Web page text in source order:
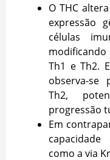
O THC
expressão
células
Th1 e Th2.
observa-se
Th2,
progressão
Em
como a via